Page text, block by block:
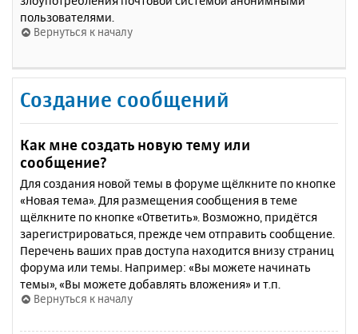
пользователями.
Вернуться к началу
Создание сообщений
Как мне создать новую тему или
сообщение?
Для создания новой темы в форуме щёлкните по кнопке
«Новая тема». Для размещения сообщения в теме
щёлкните по кнопке «Ответить». Возможно, придётся
зарегистрироваться, прежде чем отправить сообщение.
Перечень ваших прав доступа находится внизу страниц
форума или темы. Например: «Вы можете начинать
темы», «Вы можете добавлять вложения» и т.п.
Вернуться к началу